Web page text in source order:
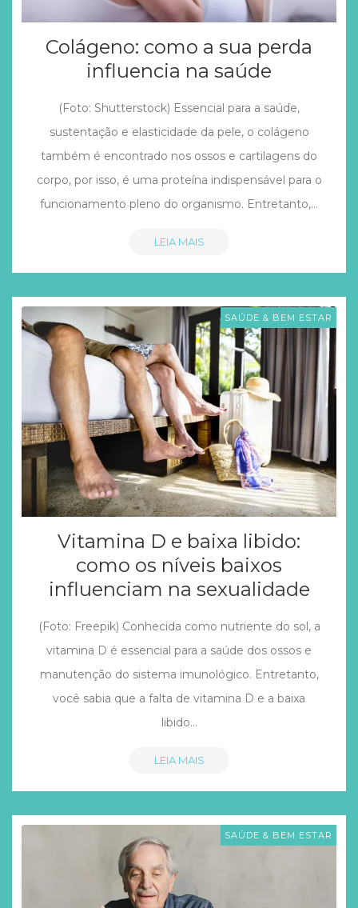
Colágeno: como a sua perda
influencia na saúde
(Foto: Shutterstock) Essencial para a saúde,
sustentação e elasticidade da pele, o colágeno
também é encontrado nos ossos e cartilagens do
corpo, por isso, é uma proteína indispensável para o
funcionamento pleno do organismo. Entretanto,…
LEIA MAIS
Vitamina D e baixa libido:
como os níveis baixos
influenciam na sexualidade
(Foto: Freepik) Conhecida como nutriente do sol, a
vitamina D é essencial para a saúde dos ossos e
manutenção do sistema imunológico. Entretanto,
você sabia que a falta de vitamina D e a baixa
libido…
LEIA MAIS
SAÚDE & BEM ESTAR
SAÚDE & BEM ESTAR